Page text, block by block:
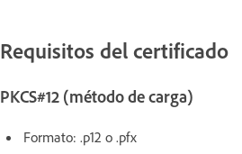
Requisitos del certificado
PKCS#12 (método de carga)
Formato: .p12 o .pfx